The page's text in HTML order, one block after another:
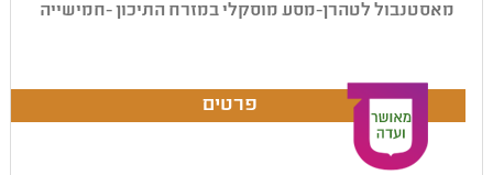
מאסטנבול לטהרן-מסע מוסקלי במזרח התיכון -חמישייה